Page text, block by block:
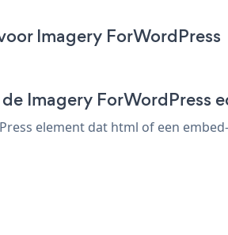
Imagery ForWordPress
Imagery ForWordPress
element dat html of een